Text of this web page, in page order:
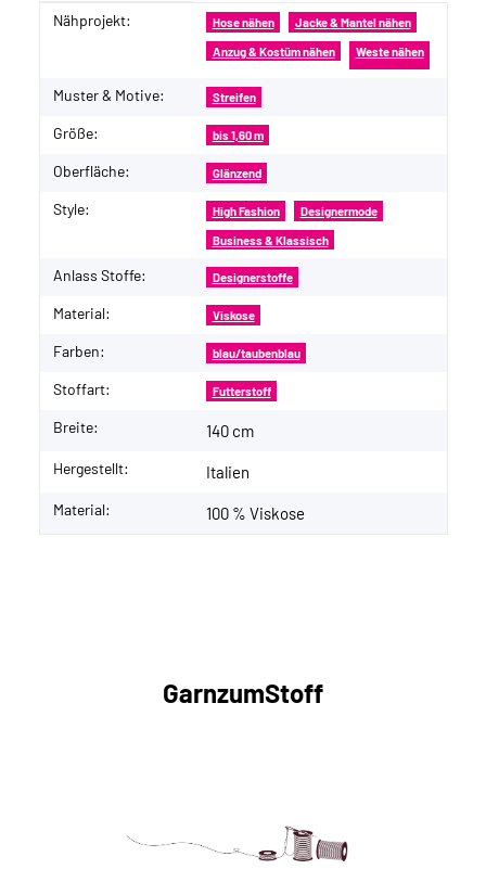
Produkteigenschaft
Wert
Nähprojekt: Hose nähen Jacke & Mantel nähen
Anzug & Kostüm nähen Weste nähen
Muster & Motive: Streifen
Größe: bis 1,60 m
Oberfläche: Glänzend
Style: High Fashion Designermode
Business & Klassisch
Anlass Stoffe: Designerstoffe
Material: Viskose
Farben: blau/taubenblau
Stoffart: Futterstoff
Breite: 140 cm
Hergestellt: Italien
Material: 100 % Viskose
GarnzumStoff